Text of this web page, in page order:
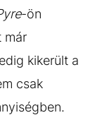
-ön
már
kikerült a
csak